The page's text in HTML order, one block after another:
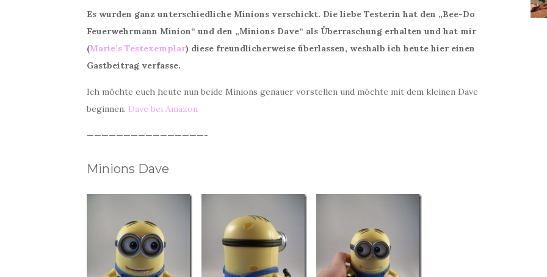
Es wurden ganz unterschiedliche Minions verschickt. Die liebe Testerin hat den „Bee-Do
Feuerwehrmann Minion“ und den „Minions Dave“ als Überraschung erhalten und hat mir
(Marie’s Testexemplar) diese freundlicherweise überlassen, weshalb ich heute hier einen
Gastbeitrag verfasse.
Ich möchte euch heute nun beide Minions genauer vorstellen und möchte mit dem kleinen Dave
beginnen. Dave bei Amazon
————————————————-
Minions Dave